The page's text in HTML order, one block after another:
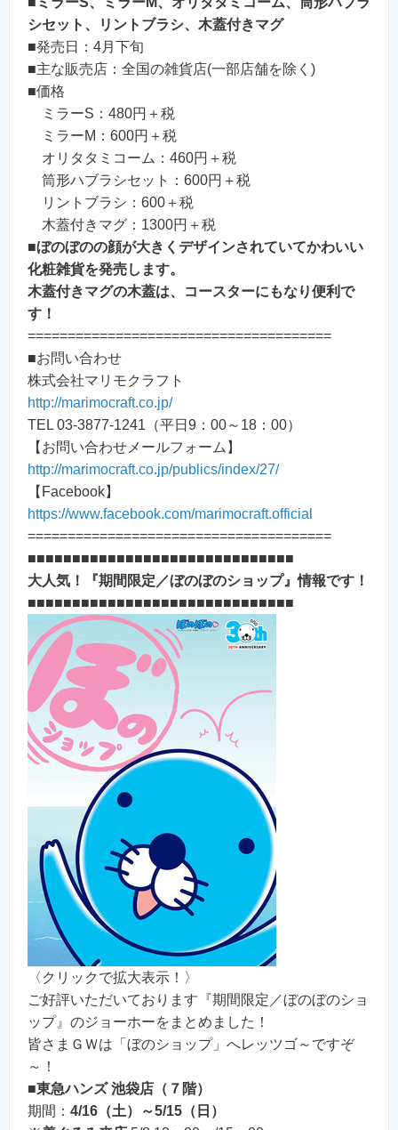
シセット、リントブラシ、木蓋付きマグ
■発売日：4月下旬
■主な販売店：全国の雑貨店(一部店舗を除く)
■価格
ミラーS：480円＋税
ミラーM：600円＋税
オリタタミコーム：460円＋税
筒形ハブラシセット：600円＋税
リントブラシ：600＋税
木蓋付きマグ：1300円＋税
■ぼのぼのの顔が大きくデザインされていてかわいい
化粧雑貨を発売します。
木蓋付きマグの木蓋は、コースターにもなり便利で
す！
======================================
■お問い合わせ
株式会社マリモクラフト
http://marimocraft.co.jp/
TEL 03-3877-1241（平日9：00～18：00）
【お問い合わせメールフォーム】
http://marimocraft.co.jp/publics/index/27/
【Facebook】
https://www.facebook.com/marimocraft.official
======================================
■■■■■■■■■■■■■■■■■■■■■■■■■■■■■■
大人気！『期間限定／ぼのぼのショップ』情報です！
■■■■■■■■■■■■■■■■■■■■■■■■■■■■■■
〈クリックで拡大表示！〉
ご好評いただいております『期間限定／ぼのぼのショ
ップ』のジョーホーをまとめました！
皆さまＧＷは「ぼのショップ」へレッツゴ～ですぞ
～！
■東急ハンズ 池袋店（７階）
期間： 4/16（土）～5/15（日）